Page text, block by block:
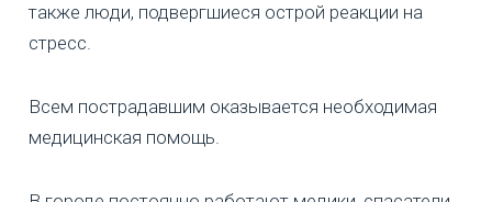
также люди, подвергшиеся острой реакции на
стресс.
Всем пострадавшим оказывается необходимая
медицинская помощь.